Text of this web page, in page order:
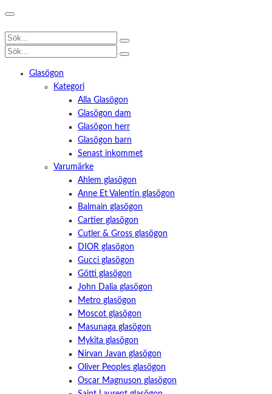
Glasögon
Kategori
Alla Glasögon
Glasögon dam
Glasögon herr
Glasögon barn
Senast inkommet
Varumärke
Ahlem glasögon
Anne Et Valentin glasögon
Balmain glasögon
Cartier glasögon
Cutler & Gross glasögon
DIOR glasögon
Gucci glasögon
Götti glasögon
John Dalia glasögon
Metro glasögon
Moscot glasögon
Masunaga glasögon
Mykita glasögon
Nirvan Javan glasögon
Oliver Peoples glasögon
Oscar Magnuson glasögon